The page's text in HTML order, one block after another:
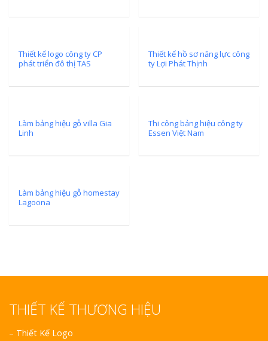
Thiết kế logo công ty CP
phát triển đô thị TAS
Thiết kế hồ sơ năng lực công
ty Lợi Phát Thịnh
Làm bảng hiệu gỗ villa Gia
Linh
Thi công bảng hiệu công ty
Essen Việt Nam
Làm bảng hiệu gỗ homestay
Lagoona
THIẾT KẾ THƯƠNG HIỆU
– Thiết Kế Logo